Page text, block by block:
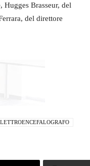
Brasseur, del
del direttore